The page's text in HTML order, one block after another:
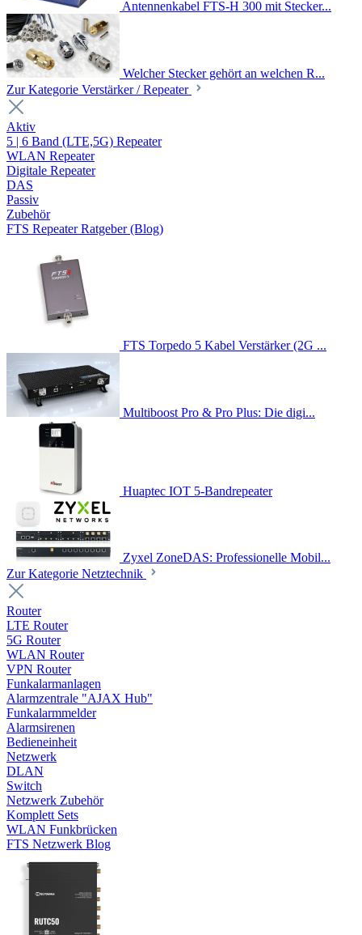
Antennenkabel FTS-H 300 mit Stecker...
Welcher Stecker gehört an welchen R...
Zur Kategorie Verstärker / Repeater
Aktiv
5 | 6 Band (LTE,5G) Repeater
WLAN Repeater
Digitale Repeater
DAS
Passiv
Zubehör
FTS Repeater Ratgeber (Blog)
FTS Torpedo 5 Kabel Verstärker (2G ...
Multiboost Pro & Pro Plus: Die digi...
Huaptec IOT 5-Bandrepeater
Zyxel ZoneDAS: Professionelle Mobil...
Zur Kategorie Netztechnik
Router
LTE Router
5G Router
WLAN Router
VPN Router
Funkalarmanlagen
Alarmzentrale "AJAX Hub"
Funkalarmmelder
Alarmsirenen
Bedieneinheit
Netzwerk
DLAN
Switch
Netzwerk Zubehör
Komplett Sets
WLAN Funkbrücken
FTS Netzwerk Blog